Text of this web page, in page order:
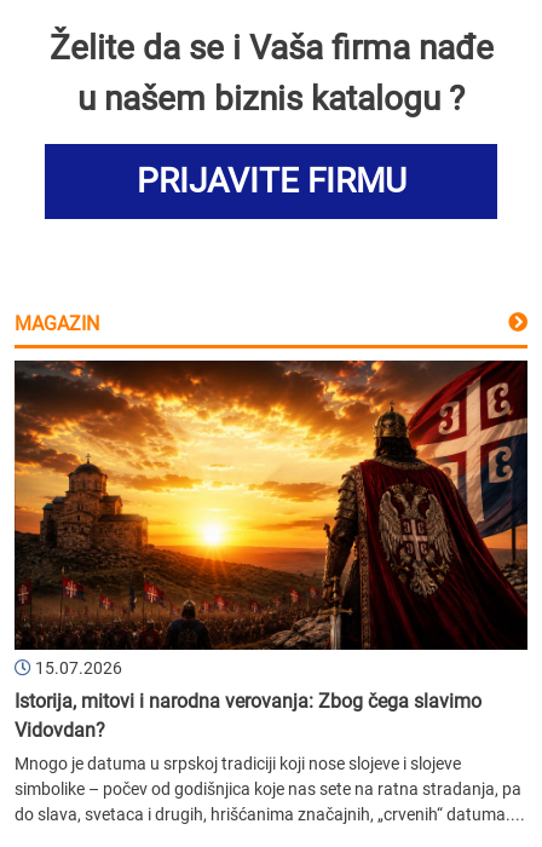
Želite da se i Vaša firma nađe
u našem biznis katalogu ?
PRIJAVITE FIRMU
MAGAZIN
15.07.2026
Istorija, mitovi i narodna verovanja: Zbog čega slavimo
Vidovdan?
Mnogo je datuma u srpskoj tradiciji koji nose slojeve i slojeve
simbolike – počev od godišnjica koje nas sete na ratna stradanja, pa
do slava, svetaca i drugih, hrišćanima značajnih, „crvenih“ datuma....